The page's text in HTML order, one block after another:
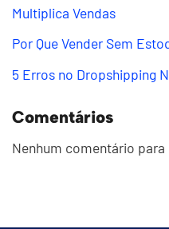
Multiplica Vendas
Por Que Vender Sem
5 Erros no Dropshipping
Comentários
Nenhum comentário